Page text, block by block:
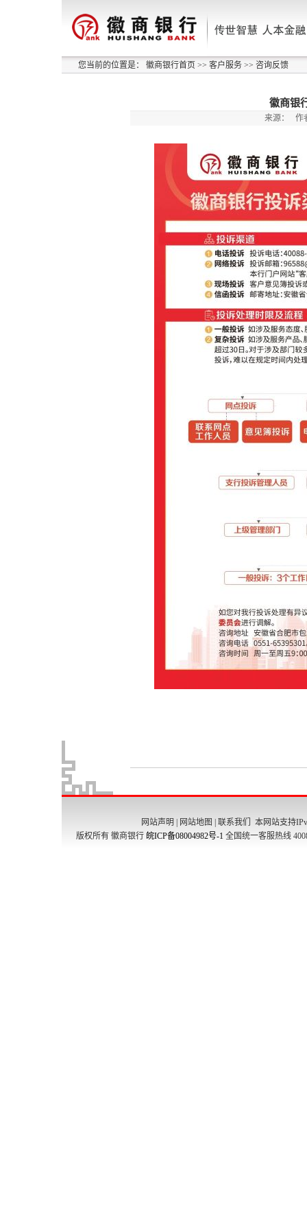
您当前的位置是： 徽商银行首页 >> 客户服务 >> 咨询反馈
徽商银
来源： 作
网站声明 网站地图 联系我们
本网站支持
版权所有 徽商银行 皖ICP备08004982号-1 全国统一客服热线